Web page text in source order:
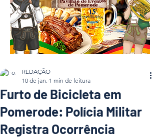
Furto de Bicicleta em
Pomerode: Polícia Militar
Registra Ocorrência
REDAÇÃO
10 de jan. 1 min de leitura